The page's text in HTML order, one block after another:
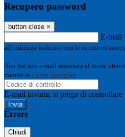
Recupero password
button close ×
E-mail
all'indirizzo indicato con le istruzioni
Non hai una e-mail associata al nome
tramite la Login Spaggiari
E-mail inviata, si prega di controllare
Errore
Chiudi